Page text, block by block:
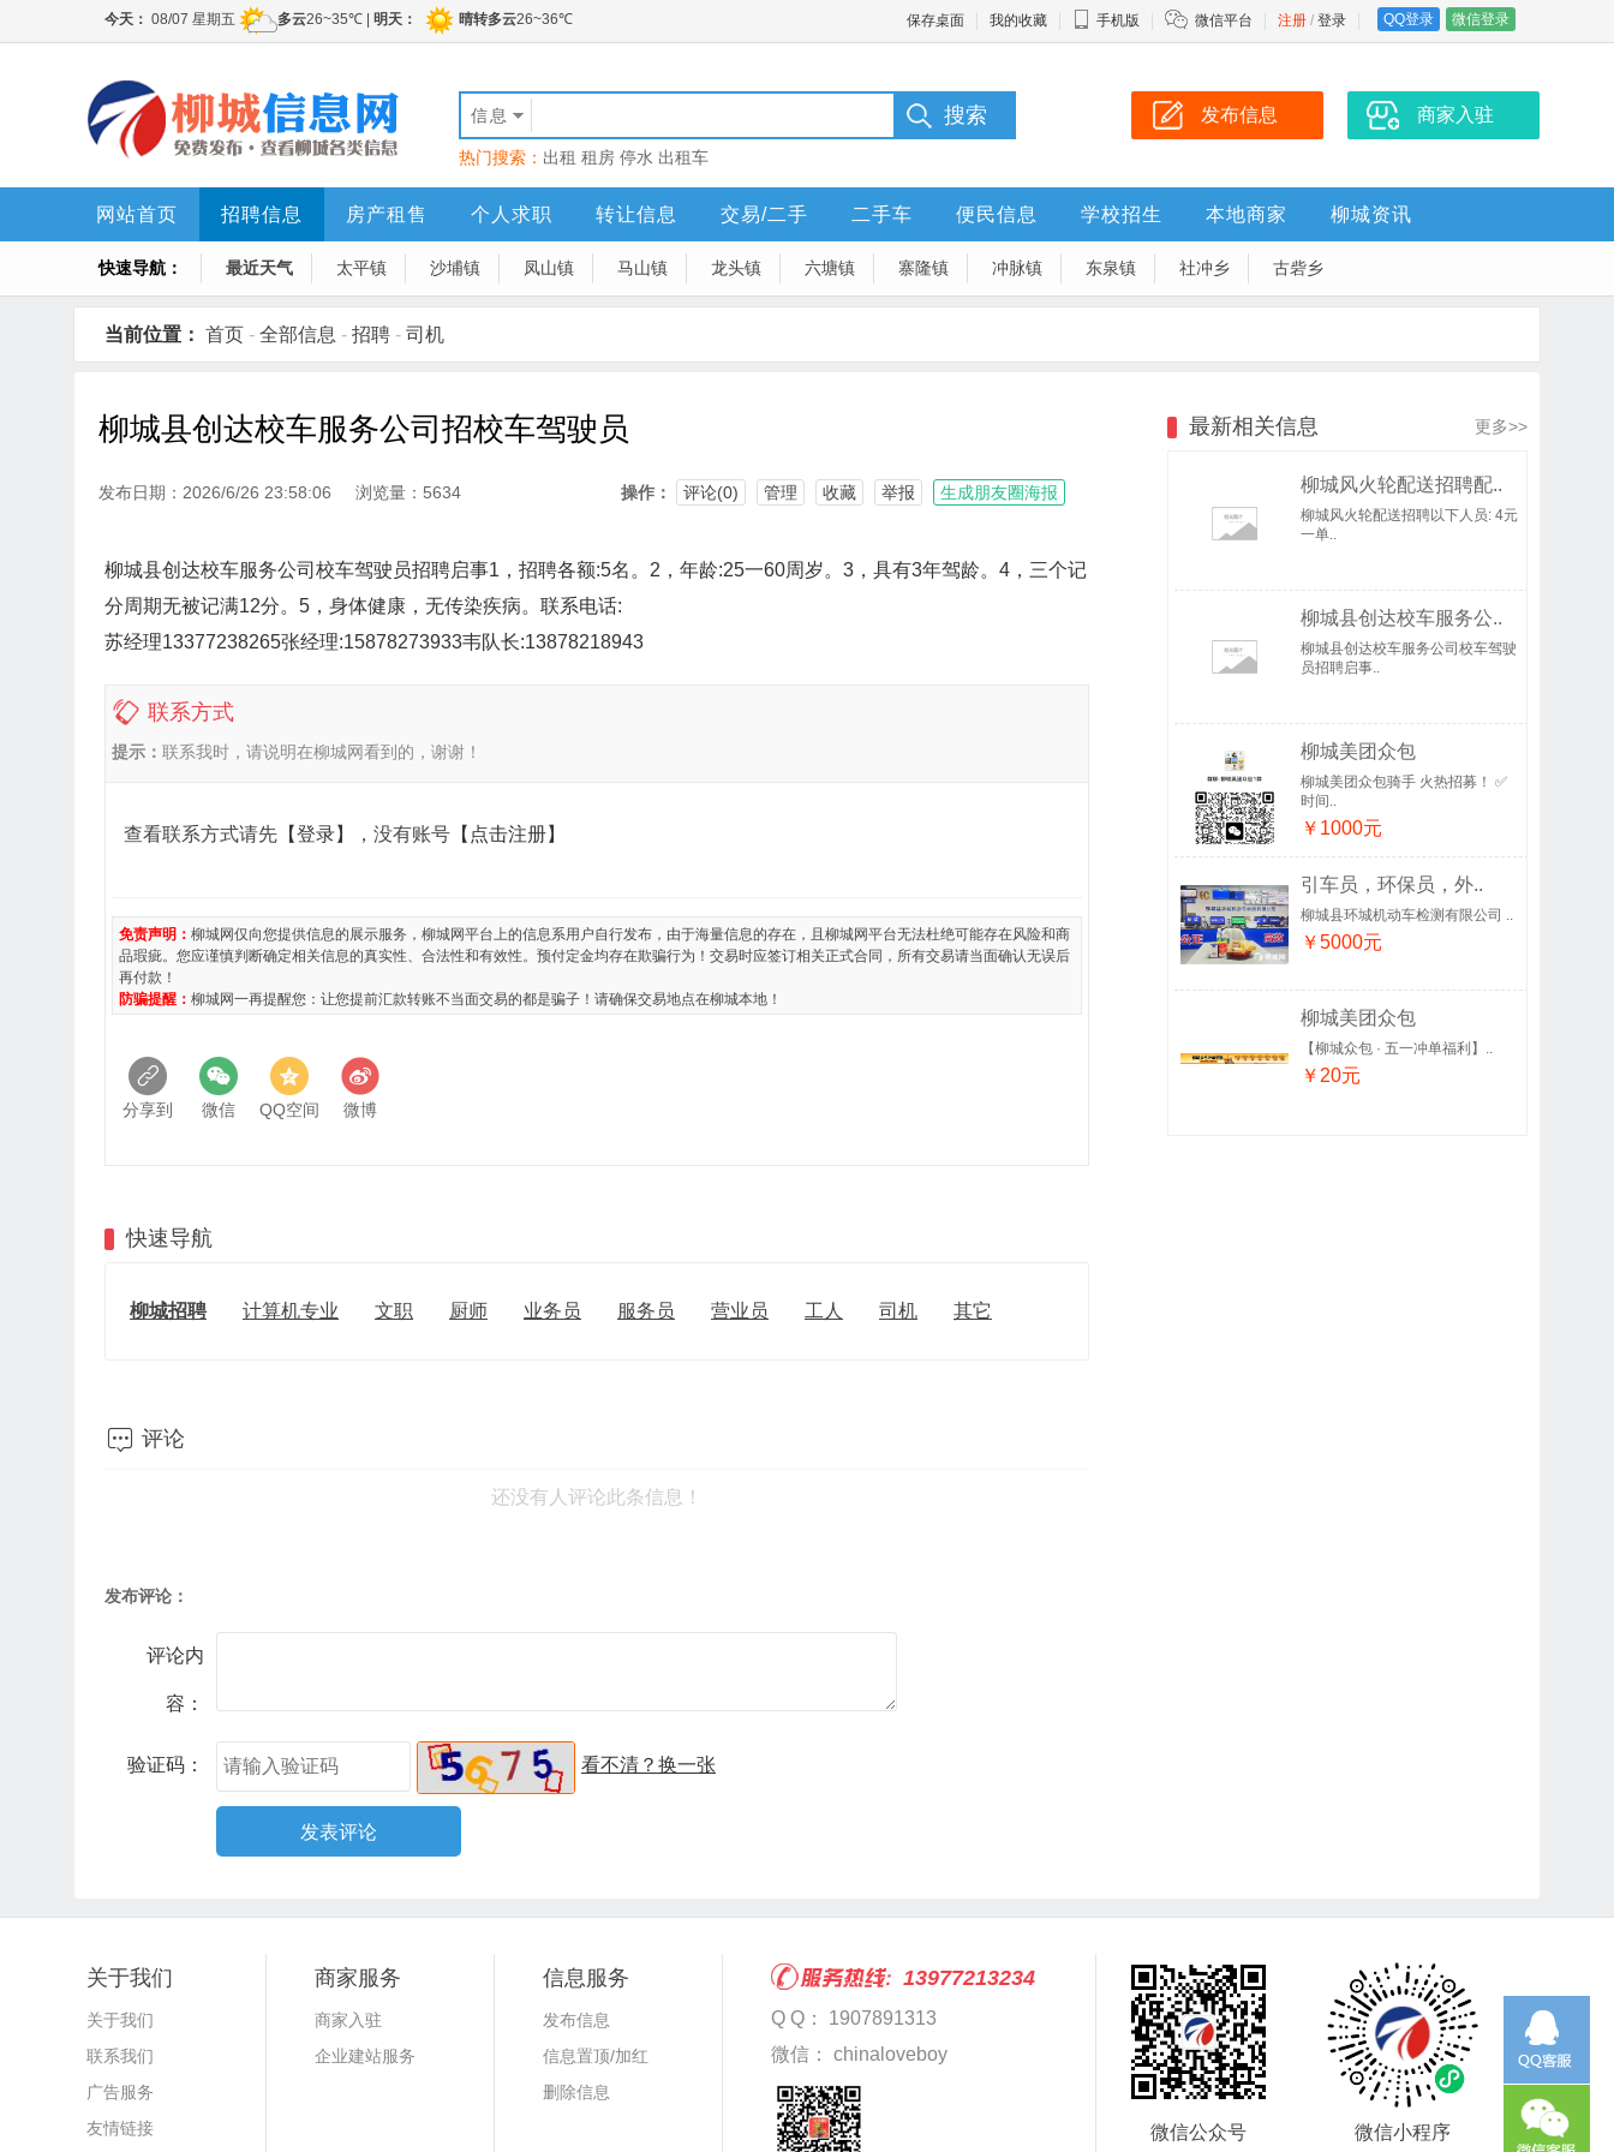
保存桌面 我的收藏 手机版 微信平台 注册 / 登录 QQ登录 微信登录
信息
热门搜索： 出租 租房 停水 出租车
发布信息 商家入驻
网站首页 招聘信息 房产租售 个人求职 转让信息 交易/二手 二手车 便民信息 学校招生 本地商家 柳城资讯
快速导航： 最近天气 太平镇 沙埔镇 凤山镇 马山镇 龙头镇 六塘镇 寨隆镇 冲脉镇 东泉镇 社冲乡 古砦乡
当前位置： 首页 - 全部信息 - 招聘 - 司机
柳城县创达校车服务公司招校车驾驶员
发布日期：2026/6/26 23:58:06 浏览量：5634 操作： 评论(0) 管理 收藏 举报 生成朋友圈海报
柳城县创达校车服务公司校车驾驶员招聘启事1，招聘各额:5名。2，年龄:25一60周岁。3，具有3年驾龄。4，三个记
分周期无被记满12分。5，身体健康，无传染疾病。联系电话:
苏经理13377238265张经理:15878273933韦队长:13878218943
联系方式
提示： 联系我时，请说明在柳城网看到的，谢谢！
查看联系方式请先 【登录】 ，没有账号 【点击注册】
免责声明： 柳城网仅向您提供信息的展示服务，柳城网平台上的信息系用户自行发布，由于海量信息的存在，且柳城网平台无法杜绝可能存在风险和商
品瑕疵。您应谨慎判断确定相关信息的真实性、合法性和有效性。预付定金均存在欺骗行为！交易时应签订相关正式合同，所有交易请当面确认无误后
再付款！
防骗提醒： 柳城网一再提醒您：让您提前汇款转账不当面交易的都是骗子！请确保交易地点在柳城本地！
分享到 微信 QQ空间 微博
快速导航
柳城招聘 计算机专业 文职 厨师 业务员 服务员 营业员 工人 司机 其它
 评论
还没有人评论此条信息！
发布评论：
评论内
容：
验证码： 看不清？换一张
最新相关信息 更多>>
柳城风火轮配送招聘配..
柳城风火轮配送招聘以下人员: 4元
一单..
柳城县创达校车服务公..
柳城县创达校车服务公司校车驾驶
员招聘启事..
柳城美团众包
柳城美团众包骑手 火热招募！ ✅
时间..
￥1000元
引车员，环保员，外..
柳城县环城机动车检测有限公司 ..
￥5000元
柳城美团众包
【柳城众包 · 五一冲单福利】..
￥20元
关于我们
关于我们
联系我们
广告服务
友情链接
商家服务
商家入驻
企业建站服务
信息服务
发布信息
信息置顶/加红
删除信息
13977213234
Q Q： 1907891313
微信： chinaloveboy
微信公众号 微信小程序